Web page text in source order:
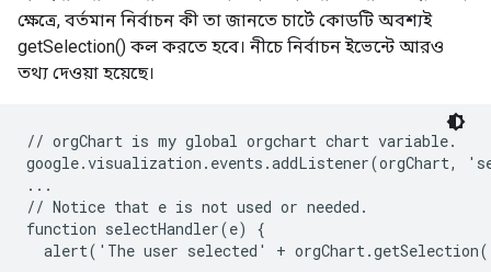
ক্ষেত্রে, বর্তমান নির্বাচন কী তা জানতে চার্টে কোডটি অবশ্যই
getSelection() কল করতে হবে। নীচে নির্বাচন ইভেন্টে আরও
তথ্য দেওয়া হয়েছে।
// orgChart is my global orgchart chart variable.
google.visualization.events.addListener(orgChart,
...
// Notice that e is not used or needed.
function selectHandler(e) {
alert('The user selected' +